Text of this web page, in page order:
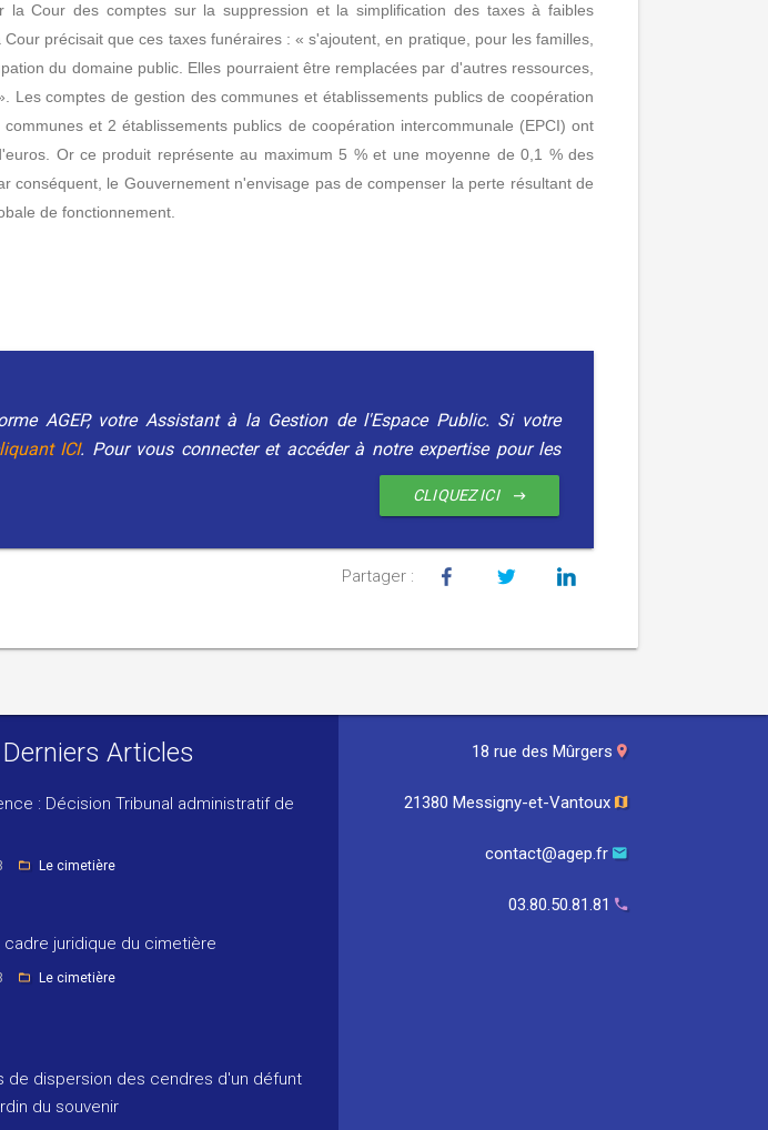
la Cour des comptes sur la suppression et la simplification des taxes à faibles
précisait que ces taxes funéraires : « s'ajoutent, en pratique, pour les familles,
du domaine public. Elles pourraient être remplacées par d'autres ressources,
comptes de gestion des communes et établissements publics de coopération
et 2 établissements publics de coopération intercommunale (EPCI) ont
Or ce produit représente au maximum 5 % et une moyenne de 0,1 % des
le Gouvernement n'envisage pas de compenser la perte résultant de
de fonctionnement.
AGEP, votre Assistant à la Gestion de l'Espace Public. Si votre
ICI. Pour vous connecter et accéder à notre expertise pour les
CLIQUEZ ICI
Partager :
Articles
: Décision Tribunal administratif de
Le cimetière
cadre juridique du cimetière
Le cimetière
de dispersion des cendres d'un défunt
du souvenir
18 rue des Mûrgers
21380 Messigny-et-Vantoux
contact@agep.fr
03.80.50.81.81